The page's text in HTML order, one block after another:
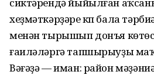
хеҙмәткәрҙәре күп бала
менән тырышып донъя
ғаиләләргә тапшырыуҙы
Вәғәҙә — иман: район